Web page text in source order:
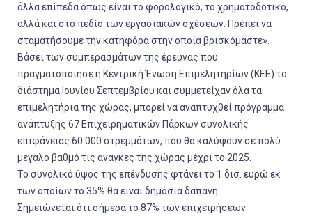
άλλα επίπεδα όπως είναι το φορολογικό, το χρηματοδοτικό,
αλλά και στο πεδίο των εργασιακών σχέσεων. Πρέπει να
σταματήσουμε την κατηφόρα στην οποία βρισκόμαστε».
Βάσει των συμπερασμάτων της έρευνας που
πραγματοποίησε η Κεντρική Ένωση Επιμελητηρίων (ΚΕΕ) το
διάστημα Ιουνίου Σεπτεμβρίου και συμμετείχαν όλα τα
επιμελητήρια της χώρας, μπορεί να αναπτυχθεί πρόγραμμα
ανάπτυξης 67 Επιχειρηματικών Πάρκων συνολικής
επιφάνειας 60.000 στρεμμάτων, που θα καλύψουν σε πολύ
μεγάλο βαθμό τις ανάγκες της χώρας μέχρι το 2025.
Το συνολικό ύψος της επένδυσης φτάνει το 1 δισ. ευρώ εκ
των οποίων το 35% θα είναι δημόσια δαπάνη.
Σημειώνεται ότι σήμερα το 87% των επιχειρήσεων